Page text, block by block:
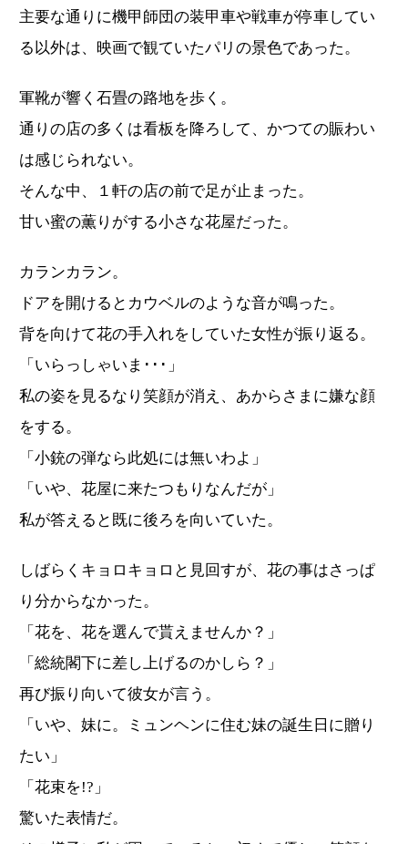
主要な通りに機甲師団の装甲車や戦車が停車してい
る以外は、映画で観ていたパリの景色であった。
軍靴が響く石畳の路地を歩く。
通りの店の多くは看板を降ろして、かつての賑わい
は感じられない。
そんな中、１軒の店の前で足が止まった。
甘い蜜の薫りがする小さな花屋だった。
カランカラン。
ドアを開けるとカウベルのような音が鳴った。
背を向けて花の手入れをしていた女性が振り返る。
「いらっしゃいま･･･」
私の姿を見るなり笑顔が消え、あからさまに嫌な顔
をする。
「小銃の弾なら此処には無いわよ」
「いや、花屋に来たつもりなんだが」
私が答えると既に後ろを向いていた。
しばらくキョロキョロと見回すが、花の事はさっぱ
り分からなかった。
「花を、花を選んで貰えませんか？」
「総統閣下に差し上げるのかしら？」
再び振り向いて彼女が言う。
「いや、妹に。ミュンヘンに住む妹の誕生日に贈り
たい」
「花束を!?」
驚いた表情だ。